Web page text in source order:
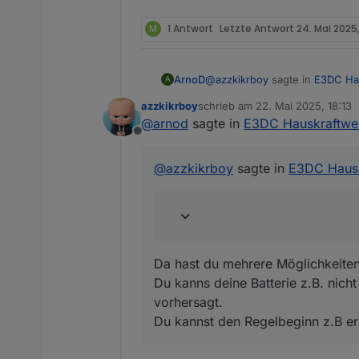
Hast du das Skript einmal neu
Prüfe mal bitte, ob die Objekt
M 1 Antwort Letzte Antwort 24. Mai
A ArnoD@azzkikrboy sagte in E3DC
@ arnodsagte inE3DC
@azzkikrboy
Sieht so aus, als ob um
Du kanns deine Batterie z.B.
Offline
azzkikrboyschrieb am 22. Mai 2025, 18:13
zuletzt editiert von
@arnod sagte in E3DC
@azzkikrboy sagte in E3DC
Da hast du mehrere
Du kanns deine Batterie z.B.
vorhersagt.
Du kannst den Regelbeginn z.B